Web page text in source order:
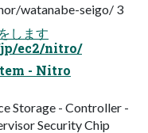
watanabe-seigo/ 3
します
ec2/nitro/
- Nitro
Storage - Controller -
Security Chip